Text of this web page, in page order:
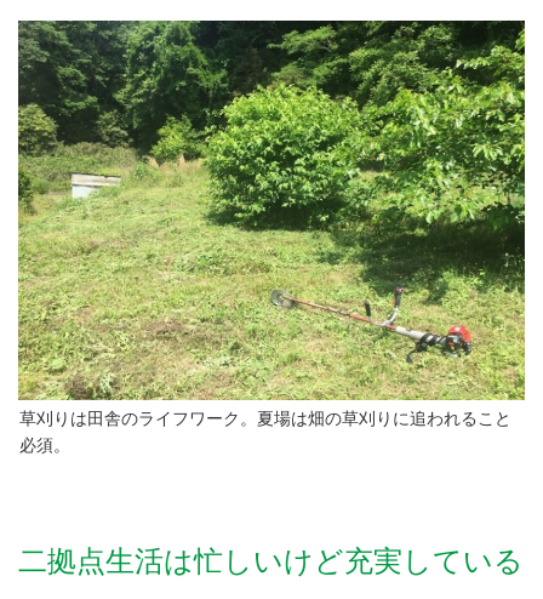
草刈りは田舎のライフワーク。夏場は畑の草刈りに追われること
必須。
二拠点生活は忙しいけど充実している